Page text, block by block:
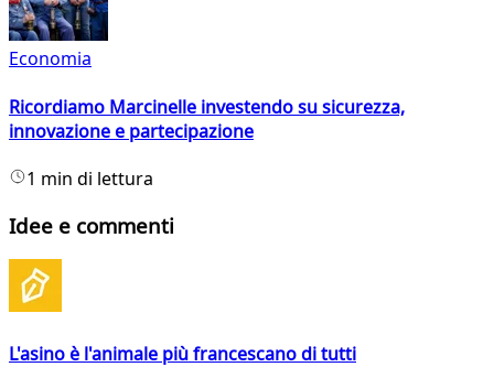
Economia
Ricordiamo Marcinelle investendo su sicurezza,
innovazione e partecipazione
1 min di lettura
Idee e commenti
L'asino è l'animale più francescano di tutti